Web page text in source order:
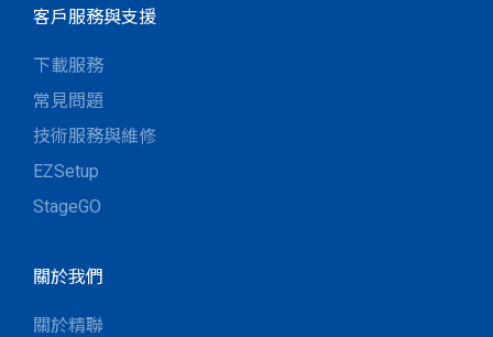
客戶服務與支援
下載服務
常見問題
技術服務與維修
EZSetup
StageGO
關於我們
關於精聯